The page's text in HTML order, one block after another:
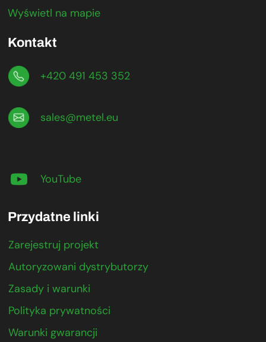
Wyświetl na mapie
Kontakt
+420 491 453 352
sales@metel.eu
YouTube
Przydatne linki
Zarejestruj projekt
Autoryzowani dystrybutorzy
Zasady i warunki
Polityka prywatności
Warunki gwarancji